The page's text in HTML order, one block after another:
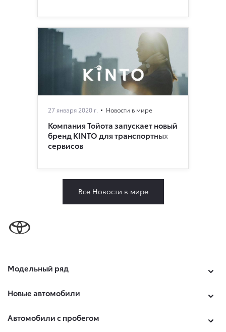
27 января 2020 г. Новости в мире
Компания Тойота запускает новый
бренд KINTO для транспортных
сервисов
Все Новости в мире
Модельный ряд
Новые автомобили
Автомобили с пробегом